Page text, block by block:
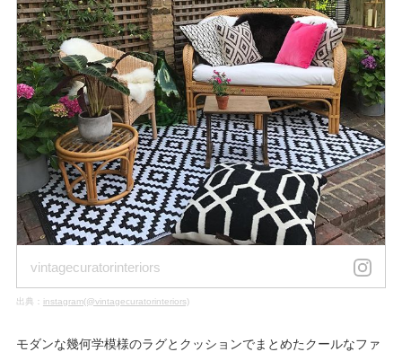
vintagecuratorinteriors
出典： instagram(@vintagecuratorinteriors)
モダンな幾何学模様のラグとクッションでまとめたクールなファ